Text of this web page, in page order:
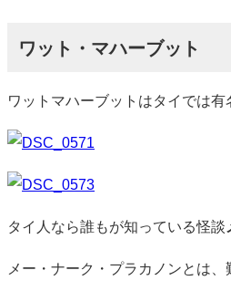
ワット・マハーブット
ワットマハーブットはタイでは有
タイ人なら誰もが知っている怪談
メー・ナーク・プラカノンとは